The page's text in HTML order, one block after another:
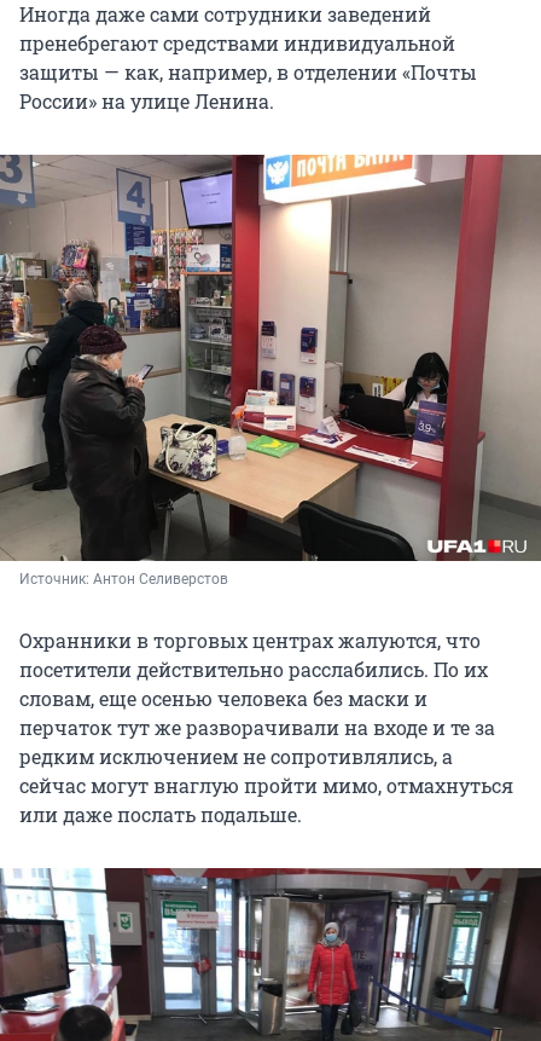
Иногда даже сами сотрудники заведений
пренебрегают средствами индивидуальной
защиты — как, например, в отделении «Почты
России» на улице Ленина.
Источник: Антон Селиверстов
Охранники в торговых центрах жалуются, что
посетители действительно расслабились. По их
словам, еще осенью человека без маски и
перчаток тут же разворачивали на входе и те за
редким исключением не сопротивлялись, а
сейчас могут внаглую пройти мимо, отмахнуться
или даже послать подальше.